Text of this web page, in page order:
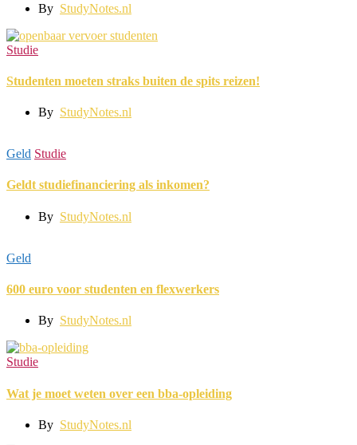
By StudyNotes.nl
Studie
Studenten moeten straks buiten de spits reizen!
By StudyNotes.nl
Geld Studie
Geldt studiefinanciering als inkomen?
By StudyNotes.nl
Geld
600 euro voor studenten en flexwerkers
By StudyNotes.nl
Studie
Wat je moet weten over een bba-opleiding
By StudyNotes.nl